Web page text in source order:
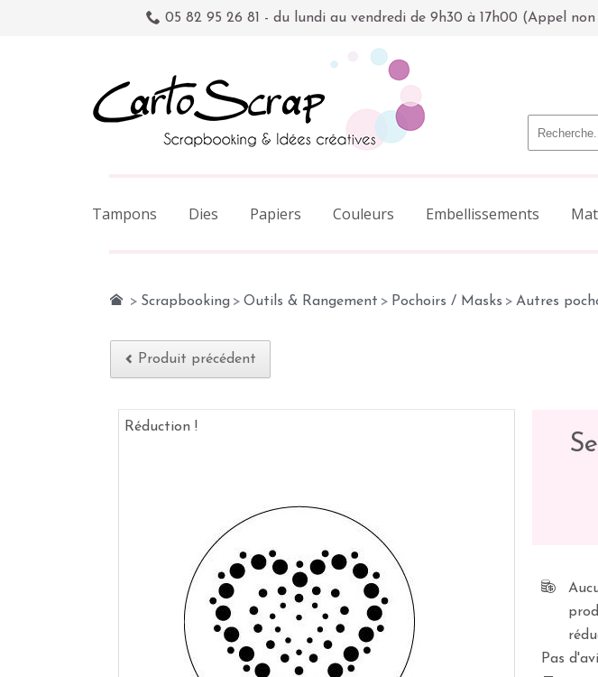
05 82 95 26 81 - du lundi au vendredi de 9h30 à 17h00 (Appel
Tampons Dies Papiers Couleurs Embellissements
> Scrapbooking > Outils & Rangement > Pochoirs / Masks > Autres
Produit précédent
Réduction !
Pas